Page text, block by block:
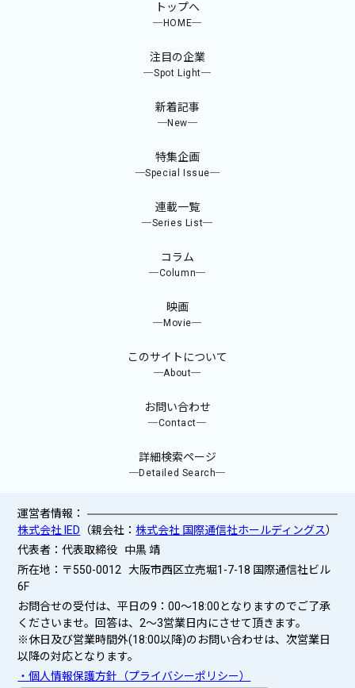
トップへ
─HOME─
注目の企業
─Spot Light─
新着記事
─New─
特集企画
─Special Issue─
連載一覧
─Series List─
コラム
─Column─
映画
─Movie─
このサイトについて
─About─
お問い合わせ
─Contact─
詳細検索ページ
─Detailed Search─
運営者情報：
株式会社 IED （親会社：株式会社 国際通信社ホールディングス）
代表者：代表取締役 中黒 靖
所在地：〒550-0012 大阪市西区立売堀1-7-18 国際通信社ビル
6F
お問合せの受付は、平日の9：00～18:00となりますのでご了承
くださいませ。回答は、2〜3営業日内にさせて頂きます。
※休日及び営業時間外(18:00以降)のお問い合わせは、次営業日
以降の対応となります。
・個人情報保護方針（プライバシーポリシー）